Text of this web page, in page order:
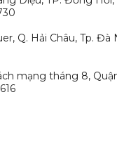
Q. Hải Châu, Tp. Đà
mạng tháng 8,